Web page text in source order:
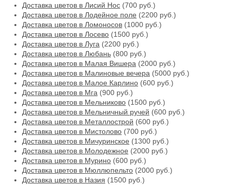
Доставка цветов в Лисий Нос (700 руб.)
Доставка цветов в Лодейное поле (2200 руб.)
Доставка цветов в Ломоносов (1000 руб.)
Доставка цветов в Лосево (1500 руб.)
Доставка цветов в Луга (2200 руб.)
Доставка цветов в Любань (800 руб.)
Доставка цветов в Малая Вишера (2000 руб.)
Доставка цветов в Малиновые вечера (5000 руб.)
Доставка цветов в Малое Карлино (600 руб.)
Доставка цветов в Мга (900 руб.)
Доставка цветов в Мельниково (1500 руб.)
Доставка цветов в Мельничный ручей (600 руб.)
Доставка цветов в Металлострой (600 руб.)
Доставка цветов в Мистолово (700 руб.)
Доставка цветов в Мичуринское (1300 руб.)
Доставка цветов в Молодежное (2000 руб.)
Доставка цветов в Мурино (600 руб.)
Доставка цветов в Мюллюпельто (2000 руб.)
Доставка цветов в Назия (1500 руб.)